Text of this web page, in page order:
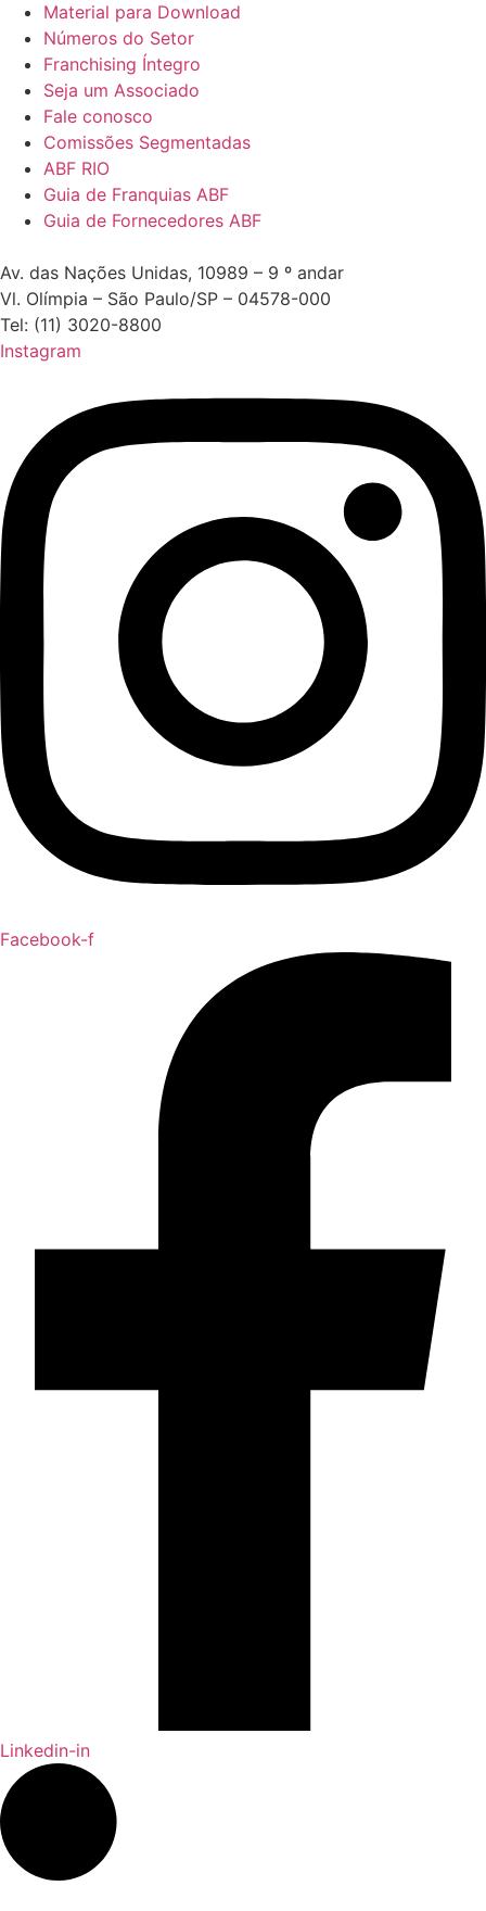
Material para Download
Números do Setor
Franchising Íntegro
Seja um Associado
Fale conosco
Comissões Segmentadas
ABF RIO
Guia de Franquias ABF
Guia de Fornecedores ABF
Av. das Nações Unidas, 10989 – 9 º andar
Vl. Olímpia – São Paulo/SP – 04578-000
Tel: (11) 3020-8800
Instagram
Facebook-f
Linkedin-in